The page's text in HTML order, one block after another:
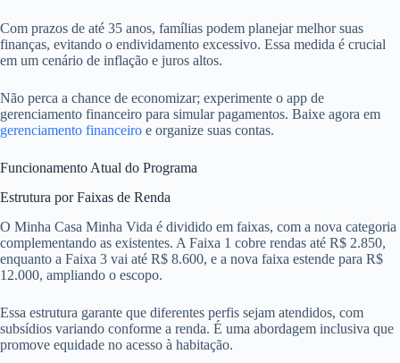
Com prazos de até 35 anos, famílias podem planejar melhor suas
finanças, evitando o endividamento excessivo. Essa medida é crucial
em um cenário de inflação e juros altos.
Não perca a chance de economizar; experimente o app de
gerenciamento financeiro para simular pagamentos. Baixe agora em
gerenciamento financeiro e organize suas contas.
Funcionamento Atual do Programa
Estrutura por Faixas de Renda
O Minha Casa Minha Vida é dividido em faixas, com a nova categoria
complementando as existentes. A Faixa 1 cobre rendas até R$ 2.850,
enquanto a Faixa 3 vai até R$ 8.600, e a nova faixa estende para R$
12.000, ampliando o escopo.
Essa estrutura garante que diferentes perfis sejam atendidos, com
subsídios variando conforme a renda. É uma abordagem inclusiva que
promove equidade no acesso à habitação.